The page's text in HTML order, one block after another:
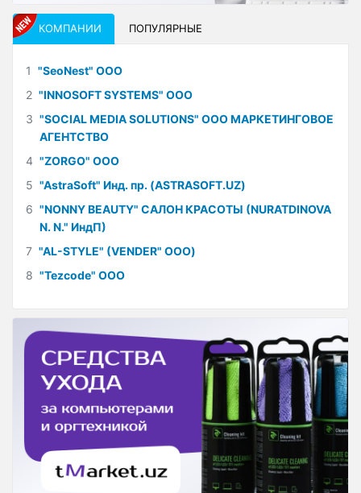
КОМПАНИИ ПОПУЛЯРНЫЕ
1 "SeoNest" ООО
2 "INNOSOFT SYSTEMS" ООО
3 "SOCIAL MEDIA SOLUTIONS" ООО МАРКЕТИНГОВОЕ
АГЕНТСТВО
4 "ZORGO" ООО
5 "AstraSoft" Инд. пр. (ASTRASOFT.UZ)
6 "NONNY BEAUTY" САЛОН КРАСОТЫ (NURATDINOVA
N. N." ИндП)
7 "AL-STYLE" (VENDER" ООО)
8 "Tezcode" ООО